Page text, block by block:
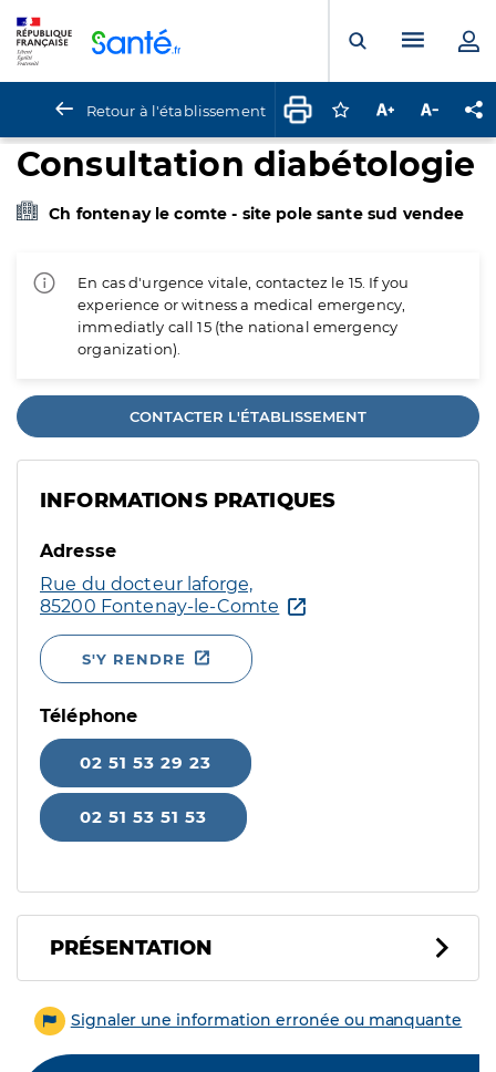
Ouvrir laMenu
Retour à l'établissement Connectez-vous
Augmenter la
Consultation diabétologie
Ch fontenay le comte - site pole sante sud vendee
En cas d'urgence vitale, contactez le 15. If you
experience or witness a medical emergency,
immediatly call 15 (the national emergency
organization).
CONTACTER L'ÉTABLISSEMENT
INFORMATIONS PRATIQUES
Adresse
Rue du docteur laforge,
85200 Fontenay-le-Comte
S'Y RENDRE
Téléphone
02 51 53 29 23
02 51 53 51 53
PRÉSENTATION
Signaler une information erronée ou manquante